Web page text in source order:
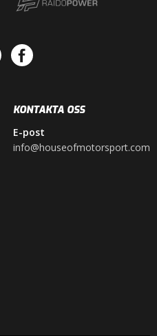
KONTAKTA OSS
E-post
info@houseofmotorsport.com